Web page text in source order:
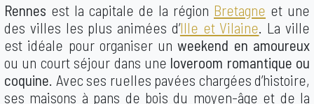
Rennes est la capitale de la région Bretagne et une
des villes les plus animées d’Ille et Vilaine . La ville
est idéale pour organiser unweekend en amoureux
ou un court séjour dans une loveroom romantique ou
coquine . Avec ses ruelles pavées chargées d’histoire,
ses maisons à pans de bois du moyen-âge et de la